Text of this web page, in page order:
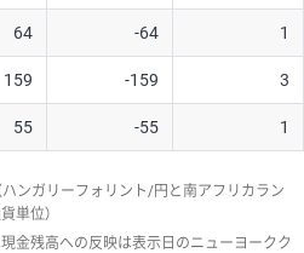
64 -64 1
159 -159 3
55 -55 1
ンガリーフォリント/円と南アフリカラン
単位）
金残高への反映は表示日のニューヨークク